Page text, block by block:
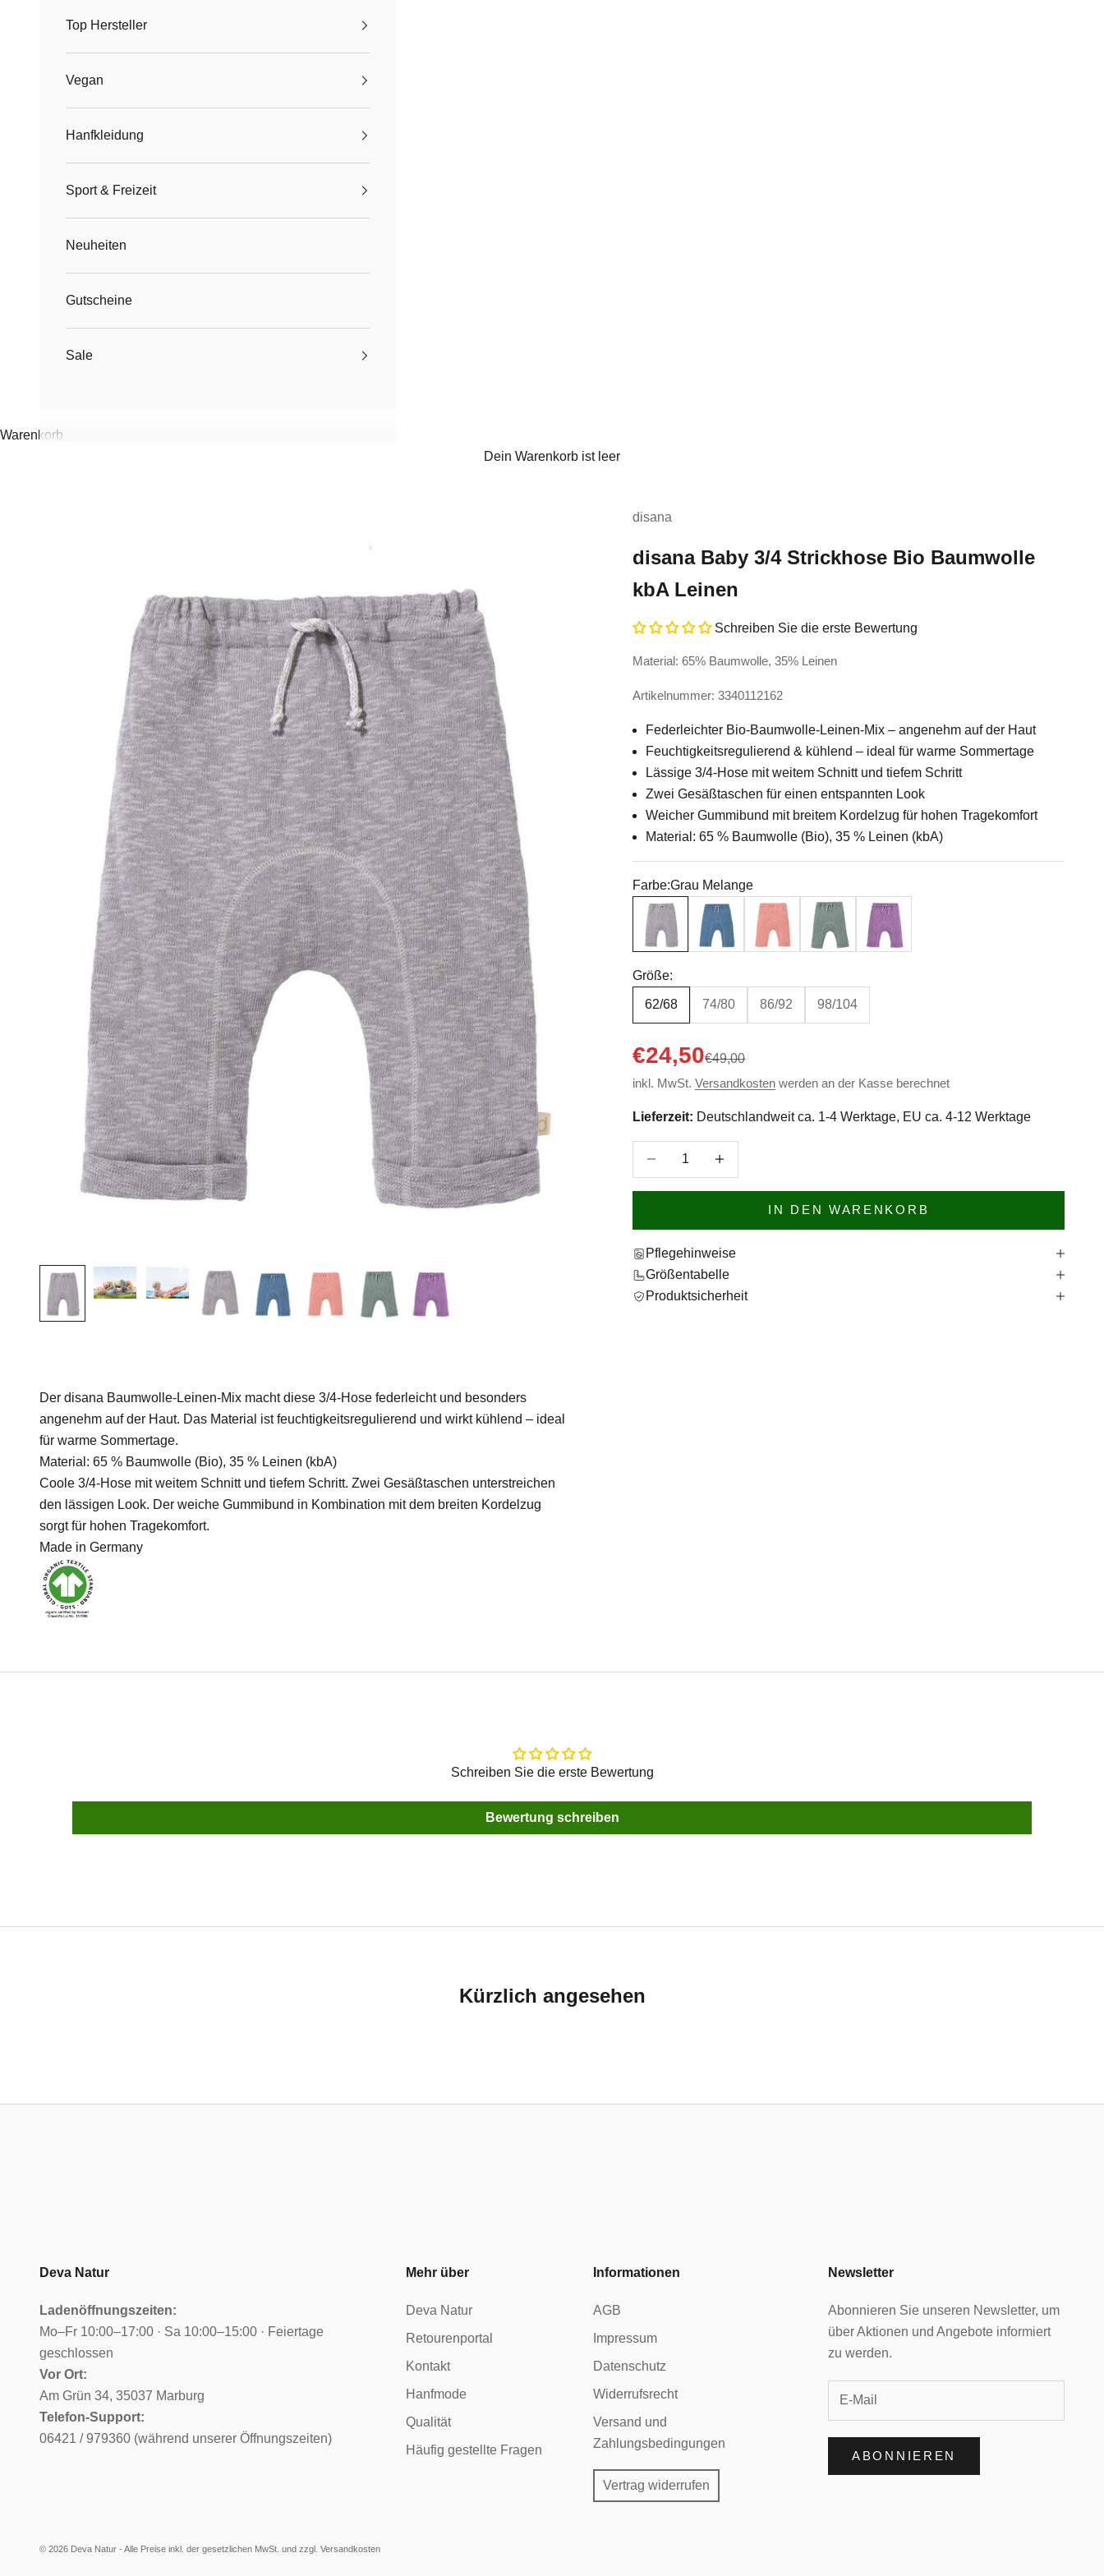
Top Hersteller
Vegan
Hanfkleidung
Sport & Freizeit
Neuheiten
Gutscheine
Sale
Warenkorb
Dein Warenkorb ist leer
disana
disana Baby 3/4 Strickhose Bio Baumwolle
kbA Leinen
Schreiben Sie die erste Bewertung
Material: 65% Baumwolle, 35% Leinen
Artikelnummer: 3340112162
Federleichter Bio-Baumwolle-Leinen-Mix – angenehm auf der Haut
Feuchtigkeitsregulierend & kühlend – ideal für warme Sommertage
Lässige 3/4-Hose mit weitem Schnitt und tiefem Schritt
Zwei Gesäßtaschen für einen entspannten Look
Weicher Gummibund mit breitem Kordelzug für hohen Tragekomfort
Material: 65 % Baumwolle (Bio), 35 % Leinen (kbA)
Farbe:Grau Melange
Grau MelangeTaubenblauSoftpink Jade Flieder
Größe:
62/68 74/80 86/92 98/104
Angebot
€24,50Regulärer Preis
€49,00
inkl. MwSt.Versandkosten werden an der Kasse berechnet
Lieferzeit: Deutschlandweit ca. 1-4 Werktage, EU ca. 4-12 Werktage
Anzahl verringern
IN DEN WARENKORB
Pflegehinweise
Größentabelle
Produktsicherheit
Der disana Baumwolle-Leinen-Mix macht diese 3/4-Hose federleicht und besonders
angenehm auf der Haut. Das Material ist feuchtigkeitsregulierend und wirkt kühlend – ideal
für warme Sommertage.
Material: 65 % Baumwolle (Bio), 35 % Leinen (kbA)
Coole 3/4-Hose mit weitem Schnitt und tiefem Schritt. Zwei Gesäßtaschen unterstreichen
den lässigen Look. Der weiche Gummibund in Kombination mit dem breiten Kordelzug
sorgt für hohen Tragekomfort.
Made in Germany
Schreiben Sie die erste Bewertung
Bewertung schreiben
Kürzlich angesehen
Deva Natur
Ladenöffnungszeiten:
Mo–Fr 10:00–17:00 · Sa 10:00–15:00 · Feiertage
geschlossen
Vor Ort:
Am Grün 34, 35037 Marburg
Telefon-Support:
06421 / 979360 (während unserer Öffnungszeiten)
Mehr über
Deva Natur
Retourenportal
Kontakt
Hanfmode
Qualität
Häufig gestellte Fragen
Informationen
AGB
Impressum
Datenschutz
Widerrufsrecht
Versand und
Zahlungsbedingungen
Vertrag widerrufen
Newsletter
Abonnieren Sie unseren Newsletter, um
über Aktionen und Angebote informiert
zu werden.
ABONNIEREN
© 2026 Deva Natur - Alle Preise inkl. der gesetzlichen MwSt. und zzgl. Versandkosten